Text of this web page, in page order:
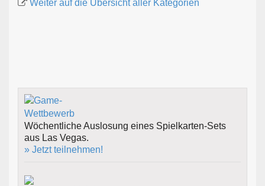
Weiter auf die Übersicht aller Kategorien
Wöchentliche Auslosung eines Spielkarten-Sets
aus Las Vegas.
» Jetzt teilnehmen!